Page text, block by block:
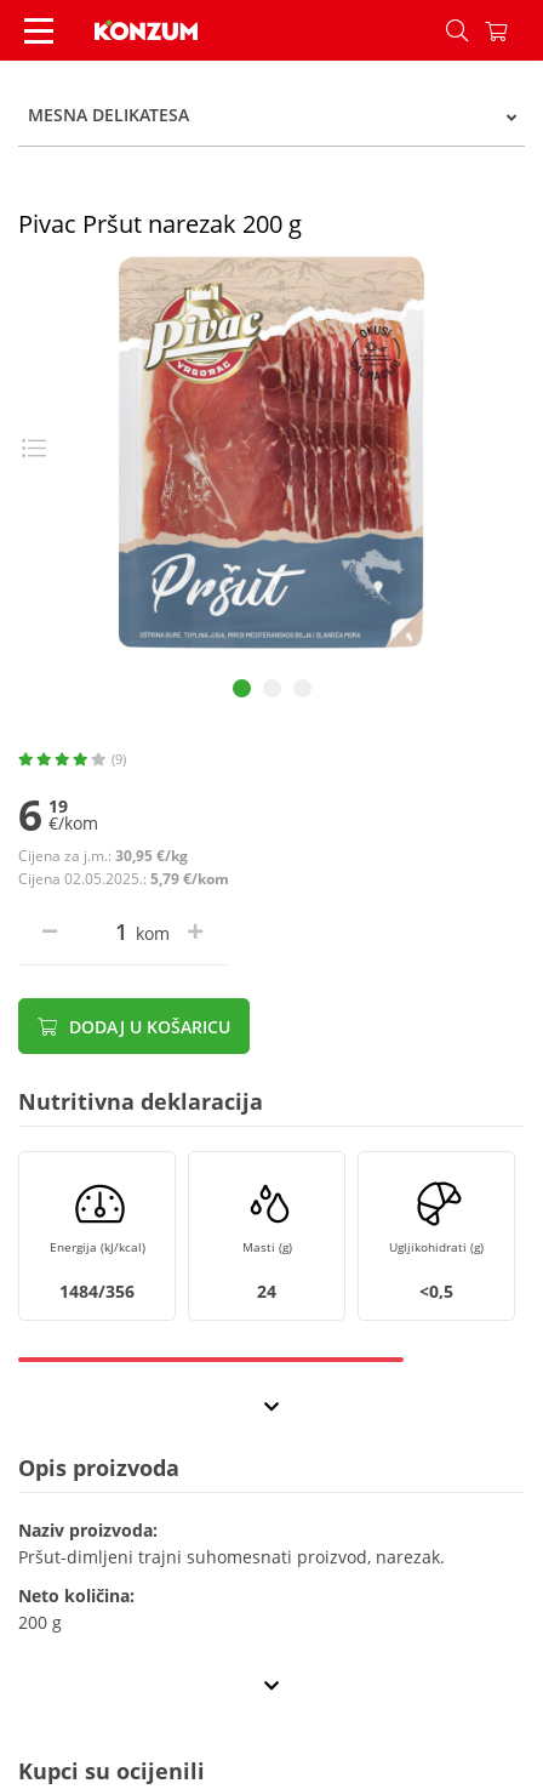
Pivac Pršut narezak 200 g - Konzum
MESNA DELIKATESA
Pivac Pršut narezak 200 g
(9)
6 19
€/kom
Cijena za j.m.: 30,95 €/kg
Cijena 02.05.2025.: 5,79 €/kom
kom
DODAJ U KOŠARICU
Nutritivna deklaracija
Energija (kJ/kcal)
1484/356
Masti (g)
24
Ugljikohidrati (g)
<0,5
Opis proizvoda
Naziv proizvoda:
Pršut-dimljeni trajni suhomesnati proizvod, narezak.
Neto količina:
200 g
Kupci su ocijenili